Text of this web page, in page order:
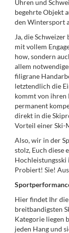
Uhren und
begehrte Objekt
den Wintersport
Ja, die
mit vollem
how, sondern
allem
filigrane
letztendlich die
kommt von ihren
permanent
direkt in die
Vorteil einer Ski-
Also, wir in der
stolz, Euch diese
Hochleistungsski
Probiert! Sie!
Hier findet Ihr
breitbandigsten
Kategorie liegen
jeden Hang und